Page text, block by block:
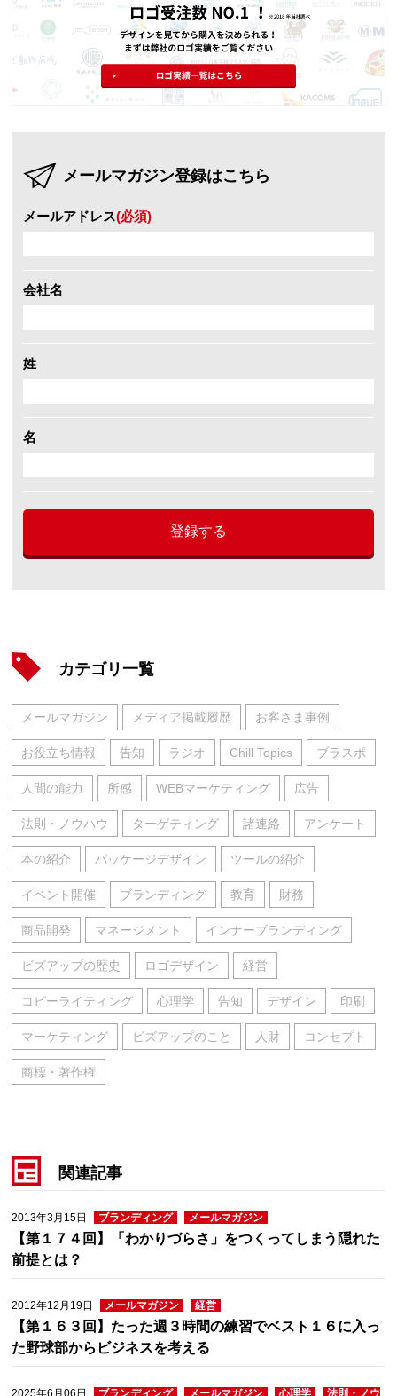
メールマガジン登録はこちら
メールアドレス(必須)
会社名
姓
名
登録する
カテゴリ一覧
メールマガジン メディア掲載履歴 お客さま事例
お役立ち情報 告知 ラジオ Chill Topics ブラスポ
人間の能力 所感 WEBマーケティング 広告
法則・ノウハウ ターゲティング 諸連絡 アンケート
本の紹介 パッケージデザイン ツールの紹介
イベント開催 ブランディング 教育 財務
商品開発 マネージメント インナーブランディング
ビズアップの歴史 ロゴデザイン 経営
コピーライティング 心理学 告知 デザイン 印刷
マーケティング ビズアップのこと 人財 コンセプト
商標・著作権
関連記事
2013年3月15日 ブランディング メールマガジン
【第１７４回】「わかりづらさ」をつくってしまう隠れた
前提とは？
2012年12月19日 メールマガジン 経営
【第１６３回】たった週３時間の練習でベスト１６に入っ
た野球部からビジネスを考える
2025年6月06日 ブランディング メールマガジン 心理学
法則・ノウ